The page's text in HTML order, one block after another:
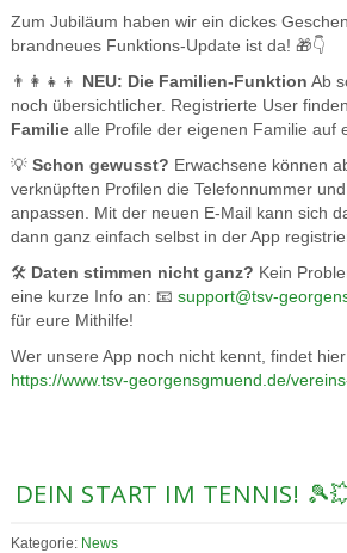
Zum Jubiläum haben wir ein dickes
brandneues Funktions-Update ist da! 🎁👇
👨‍👩‍👧‍👦 NEU: Die Familien-Funktion Ab
noch übersichtlicher. Registrierte User
Familiealle Profile der eigenen Familie auf
💡 Schon gewusst? Erwachsene können
verknüpften Profilen die Telefonnummer
anpassen. Mit der neuen E-Mail kann sich
dann ganz einfach selbst in der App
🛠️ Daten stimmen nicht ganz? Kein
eine kurze Info an: 📧 support@tsv-
für eure Mithilfe!
Wer unsere App noch nicht kennt, findet
https://www.tsv-georgensgmuend.de/
DEIN START IM TENNIS!
Kategorie: News